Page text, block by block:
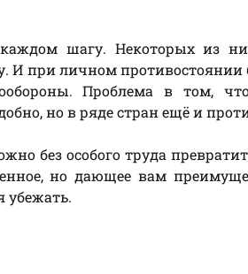
шагу. Некоторых из
И при личном противостоянии
Проблема в том,
но в ряде стран ещё и
без особого труда
но дающее вам
убежать.